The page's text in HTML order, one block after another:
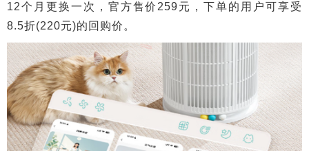
12个月更换一次，官方售价259元，下单的用户可享受
8.5折(220元)的回购价。